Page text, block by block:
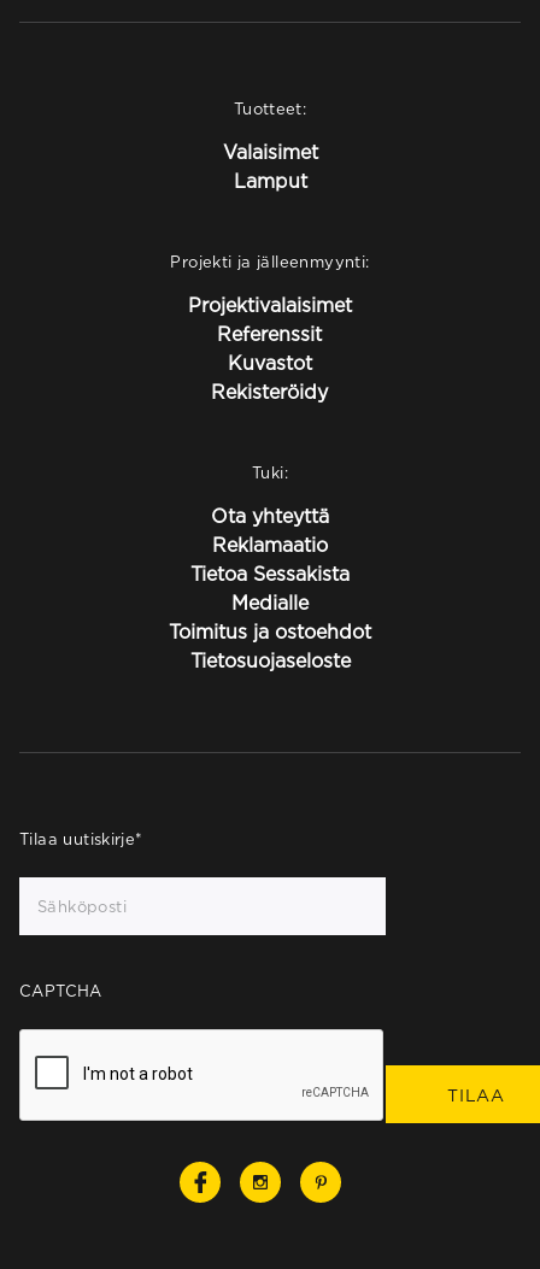
Tuotteet:
Valaisimet
Lamput
Projekti ja jälleenmyynti:
Projektivalaisimet
Referenssit
Kuvastot
Rekisteröidy
Tuki:
Ota yhteyttä
Reklamaatio
Tietoa Sessakista
Medialle
Toimitus ja ostoehdot
Tietosuojaseloste
Tilaa uutiskirje*
CAPTCHA